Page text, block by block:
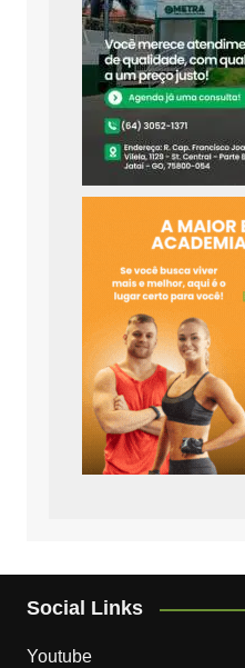
Social Links
Youtube